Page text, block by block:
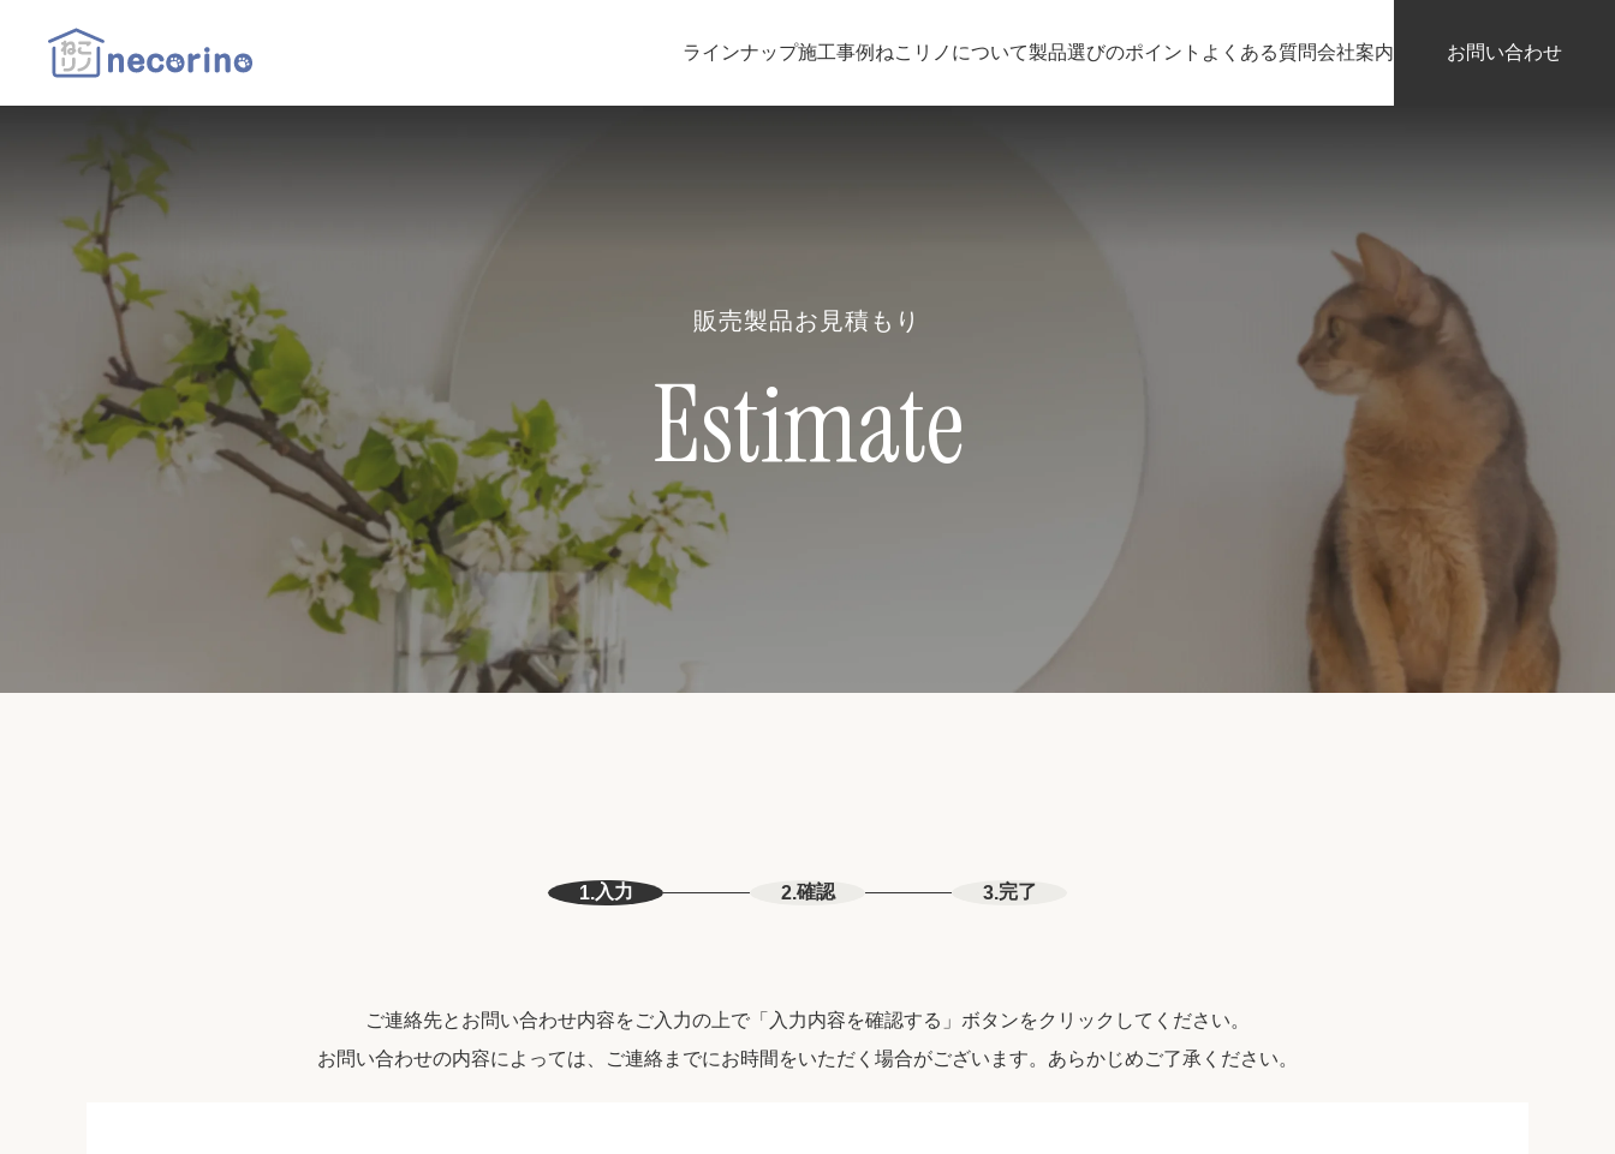
ラインナップ施工事例 ねこリノについて製品選びのポイント よくある質問会社案内 お問い合わせ
販売製品お見積もり
Estimate
1. 入力 2.確認 3.完了
ご連絡先とお問い合わせ内容をご入力の上で「入力内容を確認する」ボタンをクリックしてください。
お問い合わせの内容によっては、ご連絡までにお時間をいただく場合がございます。あらかじめご了承ください。